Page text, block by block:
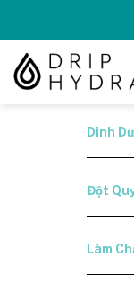
content
Dinh
Đột
Làm